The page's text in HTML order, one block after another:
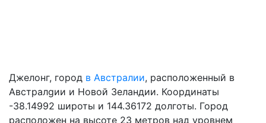
Джелонг, город в Австралии, расположенный в
Австралgии и Новой Зеландии. Координаты
-38.14992 широты и 144.36172 долготы. Город
расположен на высоте 23 метров над уровнем